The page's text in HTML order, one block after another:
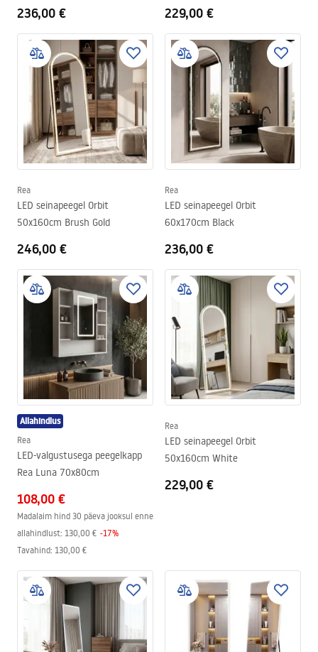
236,00 € 229,00 €
Rea
LED seinapeegel Orbit
50x160cm Brush Gold
246,00 €
Rea
LED seinapeegel Orbit
60x170cm Black
236,00 €
Allahindlus
Rea
LED-valgustusega peegelkapp
Rea Luna 70x80cm
108,00 €
Madalaim hind 30 päeva jooksul enne
allahindlust: 130,00 € -17%
Tavahind: 130,00 €
Rea
LED seinapeegel Orbit
50x160cm White
229,00 €